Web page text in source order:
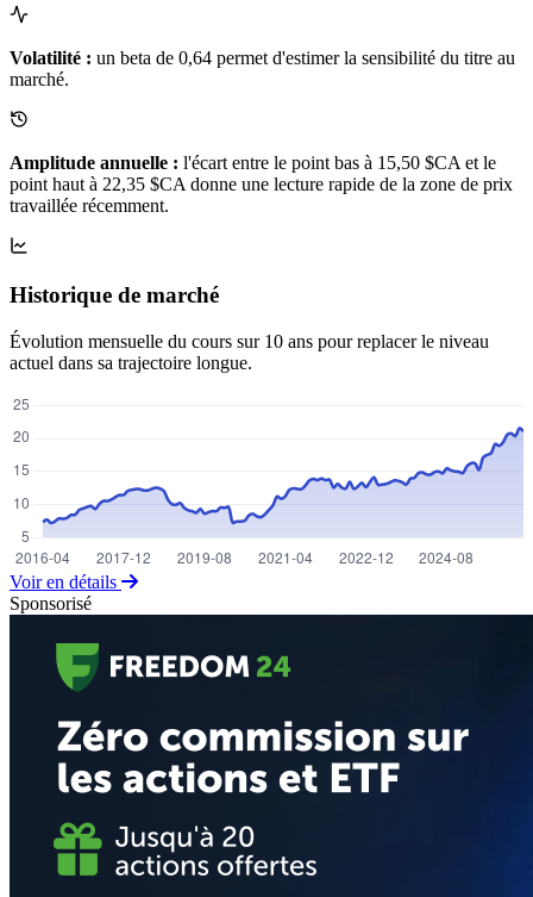
Volatilité : un beta de 0,64 permet d'estimer la sensibilité du titre au
marché.
Amplitude annuelle : l'écart entre le point bas à 15,50 $CA et le
point haut à 22,35 $CA donne une lecture rapide de la zone de prix
travaillée récemment.
Historique de marché
Évolution mensuelle du cours sur 10 ans pour replacer le niveau
actuel dans sa trajectoire longue.
Voir en détails
Sponsorisé